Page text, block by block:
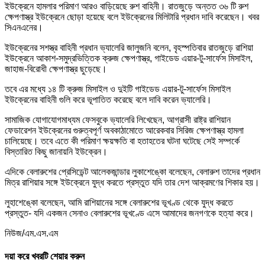
ইউক্রেনে হামলার পরিমাণ আরও বাড়িয়েছে রুশ বাহিনী। রাতজুড়ে অন্তত ৩৬ টি রুশ
ক্ষেপণাস্ত্র ইউক্রেনে ছোড়া হয়েছে বলে ইউক্রেনের মিলিটারি প্রধান দাবি করেছেন। খবর
সিএনএনের।
ইউক্রেনের সশস্ত্র বাহিনী প্রধান ভ্যালেরি জালুজনি বলেন, বৃহস্পতিবার রাতজুড়ে রাশিয়া
ইউক্রেনে আকাশ-সমুদ্রভিত্তিক ক্রুজ ক্ষেপণাস্ত্র, গাইডেড এয়ার-টু-সার্ফেস মিসাইল,
জাহাজ-বিরোধী ক্ষেপণাস্ত্র ছুড়েছে।
তবে এর মধ্যে ১৪ টি ক্রুজ মিসাইল ও দুইটি গাইডেড এয়ার-টু-সার্ফেস মিসাইল
ইউক্রেনের বাহিনী গুলি করে ভূপাতিত করেছে বলে দাবি করেন ভ্যালেরি।
সামাজিক যোগাযোগমাধ্যম ফেসবুকে ভ্যালেরি লিখেছেন, আগ্রাসী রাষ্ট্র রাশিয়ান
ফেডারেশন ইউক্রেনের গুরুত্বপূর্ণ অবকাঠামোতে আরেকবার সিরিজ ক্ষেপণাস্ত্র হামলা
চালিয়েছে। তবে এতে কী পরিমাণ ক্ষয়ক্ষতি বা হতাহতের ঘটনা ঘটেছে সেই সম্পর্কে
বিস্তারিত কিছু জানায়নি ইউক্রেন।
এদিকে বেলারুশের প্রেসিডেন্ট আলেকজান্ডার লুকাশেঙ্কো বলেছেন, বেলারুশ তাদের প্রধান
মিত্র রাশিয়ার সঙ্গে ইউক্রেনে যুদ্ধ করতে প্রস্তুত যদি তার দেশ আক্রমণের শিকার হয়।
লুহাশেঙ্কো বলেছেন, আমি রাশিয়ানের সঙ্গে বেলারুশের ভূখণ্ড থেকে যুদ্ধ করতে
প্রস্তুত- যদি একজন সেনাও বেলারুশের ভূখণ্ডে এসে আমাদের জনগণকে হত্যা করে।
নিউজ/এম.এস.এম
দয়া করে খবরটি শেয়ার করুন